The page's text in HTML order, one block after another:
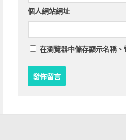
個人網站網址
在瀏覽器中儲存顯示名稱